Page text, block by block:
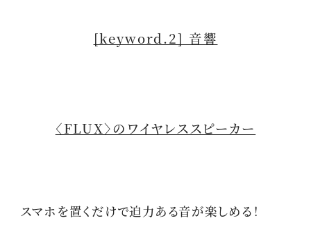
[keyword.2] 音響
〈FLUX〉のワイヤレススピーカー
スマホを置くだけで迫力ある音が楽しめる！